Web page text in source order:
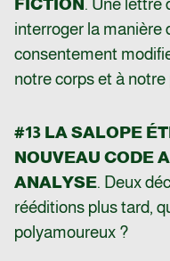
FICTION . Une lettre
interroger la manière
consentement
notre corps et à
#13 LA SALOPE
NOUVEAU CODE
ANALYSE. Deux
rééditions plus tard,
polyamoureux ?